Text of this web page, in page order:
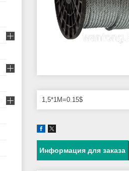
1,5*1M=0.15$
Информация для заказа